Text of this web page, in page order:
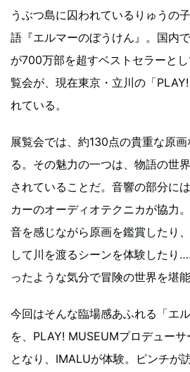
うぶつ島に囚われているりゅうの
語『エルマーのぼうけん』。国内
が700万部を超すベストセラーと
覧会が、現在東京・立川の「
れている。
展覧会では、約130点の貴重な原
る。その魅力の一つは、物語の世
されていることだ。音響の部分に
カーのオーディオテクニカが協力
音を感じながら原画を鑑賞したり
して川を渡るシーンを体験したり
ったような気分で冒険の世界を堪能
今回はそんな臨場感あふれる「エ
を、PLAY! MUSEUMプロデューサ
となり、IMALUが体験。ピンチが